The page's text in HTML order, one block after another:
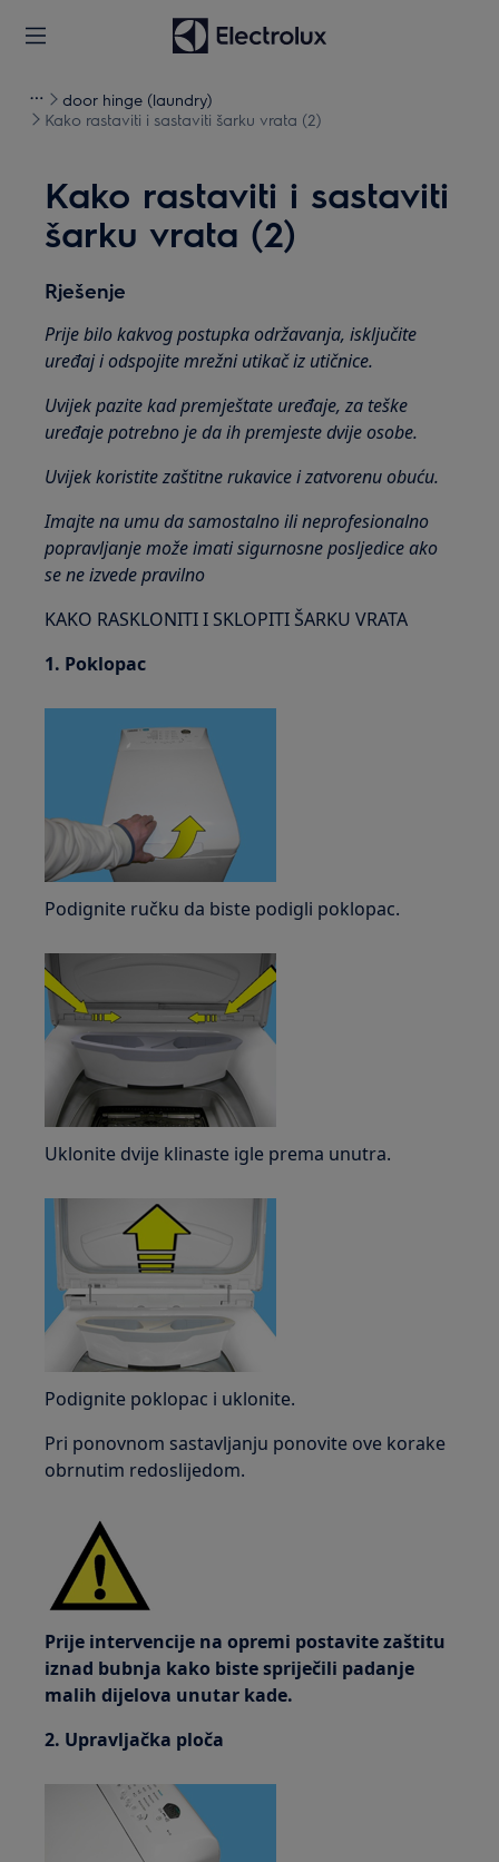
door hinge (laundry)
Kako rastaviti i sastaviti šarku vrata (2)
Kako rastaviti i sastaviti
šarku vrata (2)
Rješenje
Prije bilo kakvog postupka održavanja, isključite
uređaj i odspojite mrežni utikač iz utičnice.
Uvijek pazite kad premještate uređaje, za teške
uređaje potrebno je da ih premjeste dvije osobe.
Uvijek koristite zaštitne rukavice i zatvorenu obuću.
Imajte na umu da samostalno ili neprofesionalno
popravljanje može imati sigurnosne posljedice ako
se ne izvede pravilno
KAKO RASKLONITI I SKLOPITI ŠARKU VRATA
1. Poklopac
Podignite ručku da biste podigli poklopac.
Uklonite dvije klinaste igle prema unutra.
Podignite poklopac i uklonite.
Pri ponovnom sastavljanju ponovite ove korake
obrnutim redoslijedom.
Prije intervencije na opremi postavite zaštitu
iznad bubnja kako biste spriječili padanje
malih dijelova unutar kade.
2. Upravljačka ploča